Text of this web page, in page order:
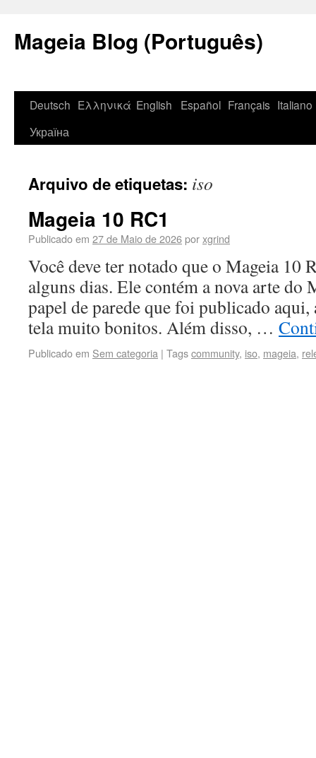
Mageia Blog (Português)
Deutsch Ελληνικά English Español Français Italiano
Україна
Arquivo de etiquetas: iso
Mageia 10 RC1
Publicado em 27 de Maio de 2026porxgrind
Você deve ter notado que o Mageia 10
alguns dias. Ele contém a nova arte do
papel de parede que foi publicado aqui,
tela muito bonitos. Além disso, …
Publicado em Sem categoria | Tagscommunity, iso, mageia,